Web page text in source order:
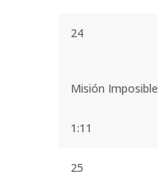
24
Misión Imposible
1:11
25